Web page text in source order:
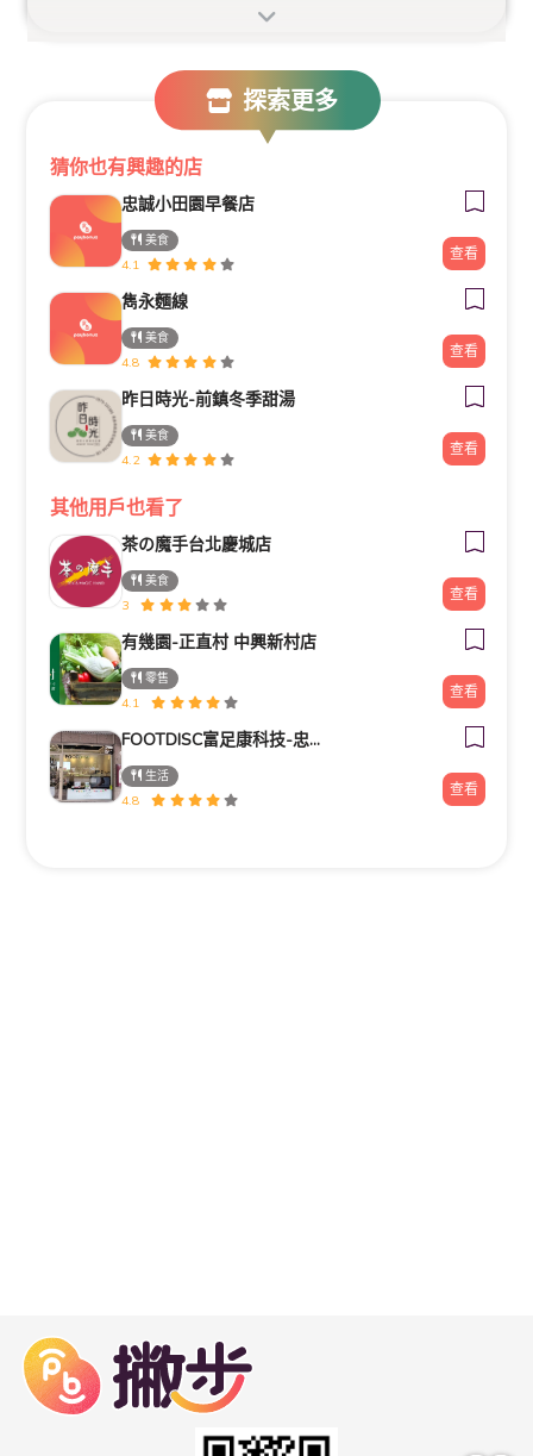
探索更多
猜你也有興趣的店
忠誠小田園早餐店
美食
4.1
查看
雋永麵線
美食
4.8
查看
昨日時光-前鎮冬季甜湯
美食
4.2
查看
其他用戶也看了
茶の魔手台北慶城店
美食
3
查看
有幾園-正直村 中興新村店
零售
4.1
查看
FOOTDISC富足康科技-忠孝直營門市
生活
4.8
查看